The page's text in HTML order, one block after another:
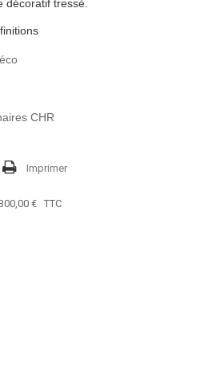
décoratif tressé.
CHR
Imprimer
€ TTC